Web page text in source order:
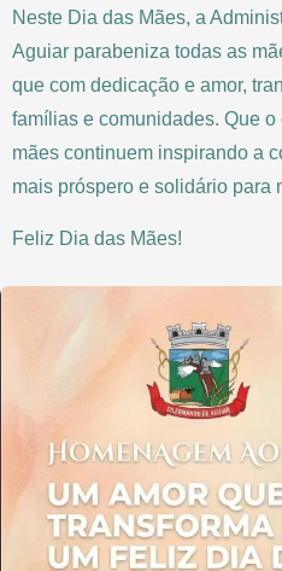
Neste Dia das Mães, a
Aguiar parabeniza todas as
que com dedicação e amor,
famílias e comunidades. Que
mães continuem inspirando a
mais próspero e solidário para
Feliz Dia das Mães!